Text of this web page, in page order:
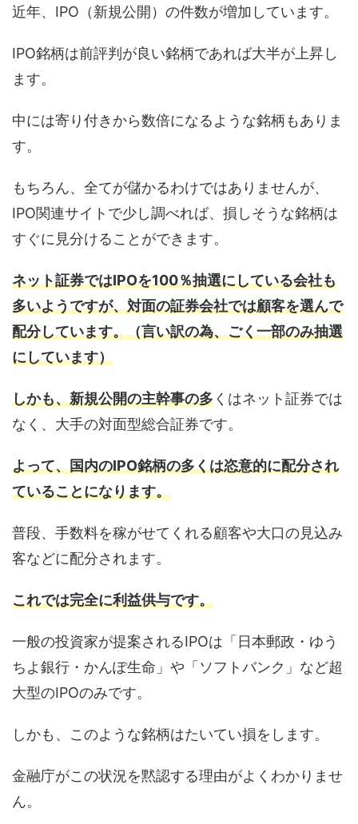
近年、IPO（新規公開）の件数が増加しています。
IPO銘柄は前評判が良い銘柄であれば大半が上昇し
ます。
中には寄り付きから数倍になるような銘柄もありま
す。
もちろん、全てが儲かるわけではありませんが、
IPO関連サイトで少し調べれば、損しそうな銘柄は
すぐに見分けることができます。
ネット証券ではIPOを100％抽選にしている会社も
多いようですが、対面の証券会社では顧客を選んで
配分しています。（言い訳の為、ごく一部のみ抽選
にしています）
しかも、新規公開の主幹事の多くはネット証券では
なく、大手の対面型総合証券です。
よって、国内のIPO銘柄の多くは恣意的に配分され
ていることになります。
普段、手数料を稼がせてくれる顧客や大口の見込み
客などに配分されます。
これでは完全に利益供与です。
一般の投資家が提案されるIPOは「日本郵政・ゆう
ちよ銀行・かんぽ生命」や「ソフトバンク」など超
大型のIPOのみです。
しかも、このような銘柄はたいてい損をします。
金融庁がこの状況を黙認する理由がよくわかりませ
ん。